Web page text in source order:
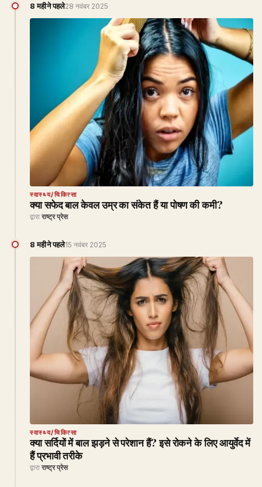
8 महीने पहले28 नवंबर 2025
स्वास्थ्य/चिकित्सा
क्या सफेद बाल केवल उम्र का संकेत हैं या पोषण की कमी?
द्वारा राष्ट्र प्रेस
8 महीने पहले15 नवंबर 2025
स्वास्थ्य/चिकित्सा
क्या सर्दियों में बाल झड़ने से परेशान हैं? इसे रोकने के लिए आयुर्वेद में
हैं प्रभावी तरीके
द्वारा राष्ट्र प्रेस